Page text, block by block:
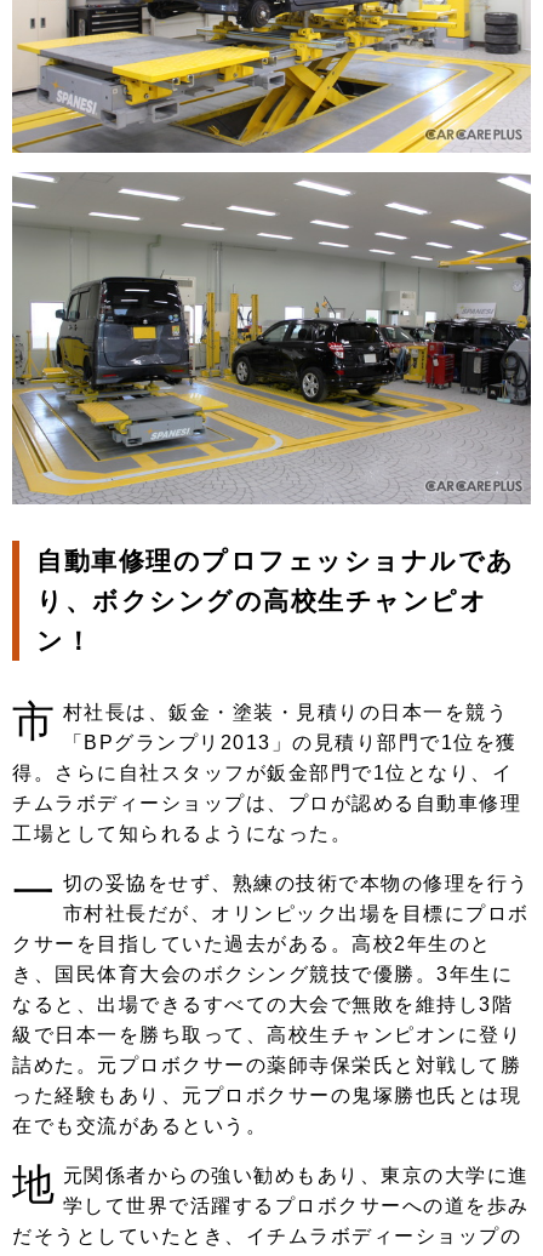
自動車修理のプロフェッショナルであ
り、ボクシングの高校生チャンピオ
ン！
市 村社長は、鈑金・塗装・見積りの日本一を競う
「BPグランプリ2013」の見積り部門で1位を獲
得。さらに自社スタッフが鈑金部門で1位となり、イ
チムラボディーショップは、プロが認める自動車修理
工場として知られるようになった。
一 切の妥協をせず、熟練の技術で本物の修理を行う
市村社長だが、オリンピック出場を目標にプロボ
クサーを目指していた過去がある。高校2年生のと
き、国民体育大会のボクシング競技で優勝。3年生に
なると、出場できるすべての大会で無敗を維持し3階
級で日本一を勝ち取って、高校生チャンピオンに登り
詰めた。元プロボクサーの薬師寺保栄氏と対戦して勝
った経験もあり、元プロボクサーの鬼塚勝也氏とは現
在でも交流があるという。
地 元関係者からの強い勧めもあり、東京の大学に進
学して世界で活躍するプロボクサーへの道を歩み
だそうとしていたとき、イチムラボディーショップの